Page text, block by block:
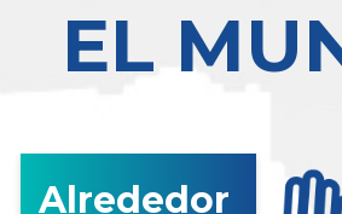
EL
Alrededor